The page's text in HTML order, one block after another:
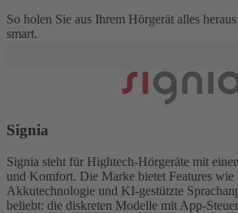
So holen Sie aus Ihrem Hörgerät alles
smart.
Signia
Signia steht für Hightech-Hörgeräte mit
und Komfort. Die Marke bietet Features wie
Akkutechnologie und KI-gestützte
beliebt: die diskreten Modelle mit App-